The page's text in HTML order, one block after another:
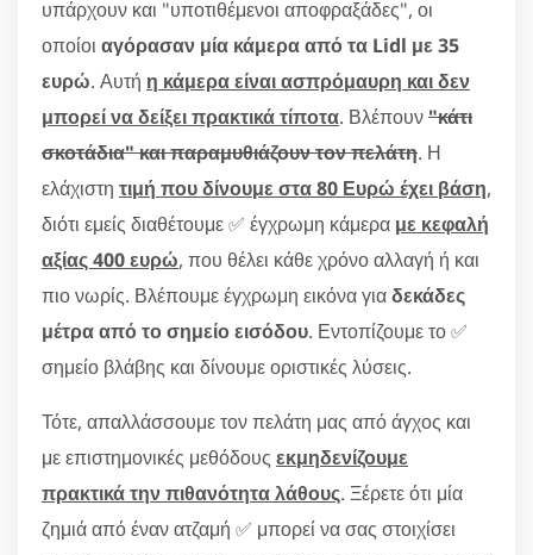
υπάρχουν και "υποτιθέμενοι αποφραξάδες", οι
οποίοι αγόρασαν μία κάμερα από τα Lidl με 35
ευρώ. Αυτή η κάμερα είναι ασπρόμαυρη και δεν
μπορεί να δείξει πρακτικά τίποτα. Βλέπουν"κάτι
σκοτάδια" και παραμυθιάζουν τον πελάτη. Η
ελάχιστη τιμή που δίνουμε στα 80 Ευρώ έχει βάση,
διότι εμείς διαθέτουμε ✅ έγχρωμη κάμερα με κεφαλή
αξίας 400 ευρώ, που θέλει κάθε χρόνο αλλαγή ή και
πιο νωρίς. Βλέπουμε έγχρωμη εικόνα γιαδεκάδες
μέτρα από το σημείο εισόδου. Εντοπίζουμε το ✅
σημείο βλάβης και δίνουμε οριστικές λύσεις.
Τότε, απαλλάσσουμε τον πελάτη μας από άγχος και
με επιστημονικές μεθόδους εκμηδενίζουμε
πρακτικά την πιθανότητα λάθους. Ξέρετε ότι μία
ζημιά από έναν ατζαμή ✅ μπορεί να σας στοιχίσει